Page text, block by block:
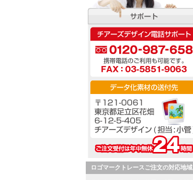
ロゴマークトレースご注文の対応地域